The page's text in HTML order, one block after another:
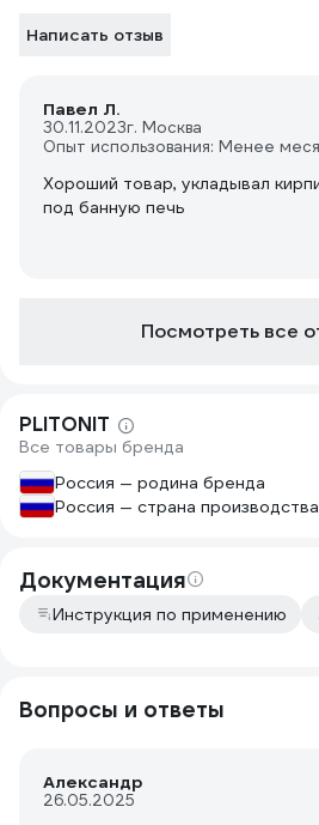
Написать отзыв
Павел Л.
30.11.2023г. Москва
Опыт использования: Менее
Хороший товар, укладывал
под банную печь
Посмотреть все
PLITONIT
Все товары бренда
Россия — родина бренда
Россия — страна производства
Документация
Инструкция по применению
Вопросы и ответы
Александр
26.05.2025